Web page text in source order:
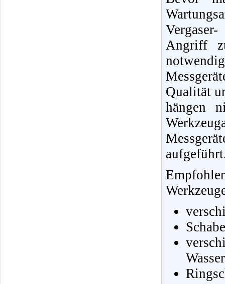
Angriff
Qualität
hängen